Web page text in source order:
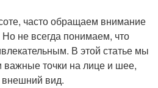
часто обращаем внимание
не всегда понимаем, что
В этой статье мы
важные точки на лице и шее,
вид.